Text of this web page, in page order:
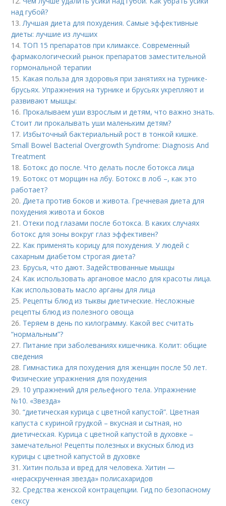
над губой?
13.Лучшая диета для похудения. Самые эффективные
диеты: лучшие из лучших
14. ТОП 15 препаратов при климаксе. Современный
фармакологический рынок препаратов заместительной
гормональной терапии
15. Какая польза для здоровья при занятиях на турнике-
брусьях. Упражнения на турнике и брусьях укрепляют и
развивают мышцы:
16. Прокалываем уши взрослым и детям, что важно знать.
Стоит ли прокалывать уши маленьким детям?
17. Избыточный бактериальный рост в тонкой кишке.
Small Bowel Bacterial Overgrowth Syndrome: Diagnosis And
Treatment
18. Ботокс до после. Что делать после ботокса лица
19. Ботокс от морщин на лбу. Ботокс в лоб –, как это
работает?
20.Диета против боков и живота. Гречневая диета для
похудения живота и боков
21.Отеки под глазами после ботокса. В каких случаях
ботокс для зоны вокруг глаз эффективен?
22. Как применять корицу для похудения. У людей с
сахарным диабетом строгая диета?
23. Брусья, что дают. Задействованные мышцы
24. Как использовать аргановое масло для красоты лица.
Как использовать масло арганы для лица
25. Рецепты блюд из тыквы диетические. Несложные
рецепты блюд из полезного овоща
26. Теряем в день по килограмму. Какой вес считать
“нормальным”?
27. Питание при заболеваниях кишечника. Колит: общие
сведения
28. Гимнастика для похудения для женщин после 50 лет.
Физические упражнения для похудения
29. 10 упражнений для рельефного тела. Упражнение
№10. «Звезда»
30.“диетическая курица с цветной капустой”. Цветная
капуста с куриной грудкой – вкусная и сытная, но
диетическая. Курица с цветной капустой в духовке –
замечательно! Рецепты полезных и вкусных блюд из
курицы с цветной капустой в духовке
31.Хитин польза и вред для человека. Хитин —
«нераскрученная звезда» полисахаридов
32.Средства женской контрацепции. Гид по безопасному
сексу